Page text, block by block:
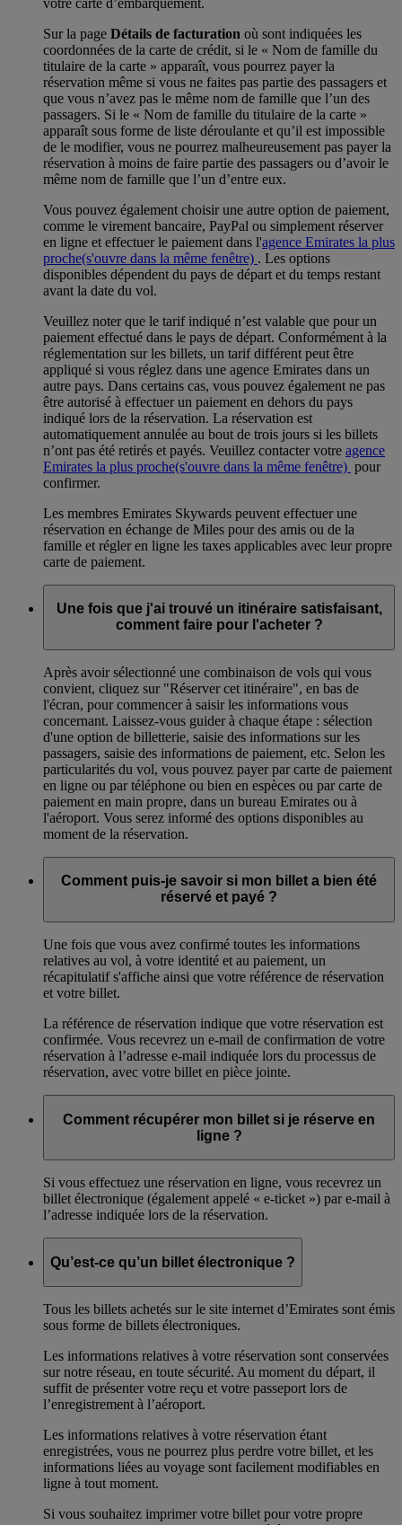
Sur la page Détails de facturation où sont indiquées les
coordonnées de la carte de crédit, si le « Nom de famille du
titulaire de la carte » apparaît, vous pourrez payer la
réservation même si vous ne faites pas partie des passagers et
que vous n’avez pas le même nom de famille que l’un des
passagers. Si le « Nom de famille du titulaire de la carte »
apparaît sous forme de liste déroulante et qu’il est impossible
de le modifier, vous ne pourrez malheureusement pas payer la
réservation à moins de faire partie des passagers ou d’avoir le
même nom de famille que l’un d’entre eux.
Vous pouvez également choisir une autre option de paiement,
comme le virement bancaire, PayPal ou simplement réserver
en ligne et effectuer le paiement dans l'agence Emirates la plus
proche(s'ouvre dans la même fenêtre) . Les options
disponibles dépendent du pays de départ et du temps restant
avant la date du vol.
Veuillez noter que le tarif indiqué n’est valable que pour un
paiement effectué dans le pays de départ. Conformément à la
réglementation sur les billets, un tarif différent peut être
appliqué si vous réglez dans une agence Emirates dans un
autre pays. Dans certains cas, vous pouvez également ne pas
être autorisé à effectuer un paiement en dehors du pays
indiqué lors de la réservation. La réservation est
automatiquement annulée au bout de trois jours si les billets
n’ont pas été retirés et payés. Veuillez contacter votre agence
Emirates la plus proche(s'ouvre dans la même fenêtre) pour
confirmer.
Les membres Emirates Skywards peuvent effectuer une
réservation en échange de Miles pour des amis ou de la
famille et régler en ligne les taxes applicables avec leur propre
carte de paiement.
Une fois que j'ai trouvé un itinéraire satisfaisant,
comment faire pour l'acheter ?
Après avoir sélectionné une combinaison de vols qui vous
convient, cliquez sur "Réserver cet itinéraire", en bas de
l'écran, pour commencer à saisir les informations vous
concernant. Laissez-vous guider à chaque étape : sélection
d'une option de billetterie, saisie des informations sur les
passagers, saisie des informations de paiement, etc. Selon les
particularités du vol, vous pouvez payer par carte de paiement
en ligne ou par téléphone ou bien en espèces ou par carte de
paiement en main propre, dans un bureau Emirates ou à
l'aéroport. Vous serez informé des options disponibles au
moment de la réservation.
Comment puis-je savoir si mon billet a bien été
réservé et payé ?
Une fois que vous avez confirmé toutes les informations
relatives au vol, à votre identité et au paiement, un
récapitulatif s'affiche ainsi que votre référence de réservation
et votre billet.
La référence de réservation indique que votre réservation est
confirmée. Vous recevrez un e-mail de confirmation de votre
réservation à l’adresse e-mail indiquée lors du processus de
réservation, avec votre billet en pièce jointe.
Comment récupérer mon billet si je réserve en
ligne ?
Si vous effectuez une réservation en ligne, vous recevrez un
billet électronique (également appelé « e-ticket ») par e-mail à
l’adresse indiquée lors de la réservation.
Qu’est-ce qu’un billet électronique ?
Tous les billets achetés sur le site internet d’Emirates sont émis
sous forme de billets électroniques.
Les informations relatives à votre réservation sont conservées
sur notre réseau, en toute sécurité. Au moment du départ, il
suffit de présenter votre reçu et votre passeport lors de
l’enregistrement à l’aéroport.
Les informations relatives à votre réservation étant
enregistrées, vous ne pourrez plus perdre votre billet, et les
informations liées au voyage sont facilement modifiables en
ligne à tout moment.
Si vous souhaitez imprimer votre billet pour votre propre